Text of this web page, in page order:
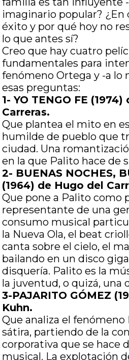
imaginario popular? ¿En
éxito y por qué hoy no
lo que antes sí?
Creo que hay cuatro
fundamentales para
fenómeno Ortega y -a lo
esas preguntas:
1- YO TENGO FE
Carreras.
Que plantea el mito en
humilde de pueblo que
ciudad. Una
en la que Palito hace de
2- BUENAS NOCHES,
(1964) de Hugo del
Que pone a Palito como
representante de una
consumo musical
la Nueva Ola, el beat
canta sobre el cielo, el
bailando en un disco
disquería. Palito es la
la juventud, o quizá, una
3-PAJARITO GÓMEZ
Kuhn.
Que analiza el fenómeno
sátira, partiendo de la
corporativa que se hace
musical. La explotación